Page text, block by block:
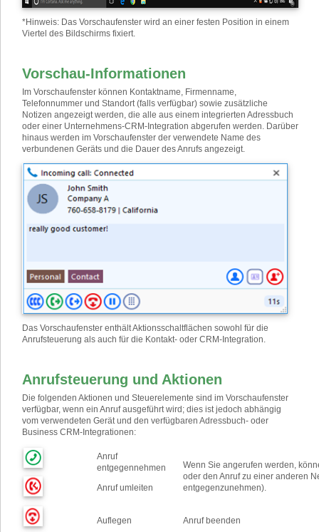
*Hinweis: Das Vorschaufenster wird an einer festen Position in einem
Viertel des Bildschirms fixiert.
Vorschau-Informationen
Im Vorschaufenster können Kontaktname, Firmenname,
Telefonnummer und Standort (falls verfügbar) sowie zusätzliche
Notizen angezeigt werden, die alle aus einem integrierten Adressbuch
oder einer Unternehmens-CRM-Integration abgerufen werden. Darüber
hinaus werden im Vorschaufenster der verwendete Name des
verbundenen Geräts und die Dauer des Anrufs angezeigt.
Das Vorschaufenster enthält Aktionsschaltflächen sowohl für die
Anrufsteuerung als auch für die Kontakt- oder CRM-Integration.
Anrufsteuerung und Aktionen
Die folgenden Aktionen und Steuerelemente sind im Vorschaufenster
verfügbar, wenn ein Anruf ausgeführt wird; dies ist jedoch abhängig
vom verwendeten Gerät und den verfügbaren Adressbuch- oder
Business CRM-Integrationen:
Anruf
entgegennehmen
Anruf umleiten
Wenn Sie angerufen werden,
oder den Anruf zu einer anderen
entgegenzunehmen).
Auflegen Anruf beenden